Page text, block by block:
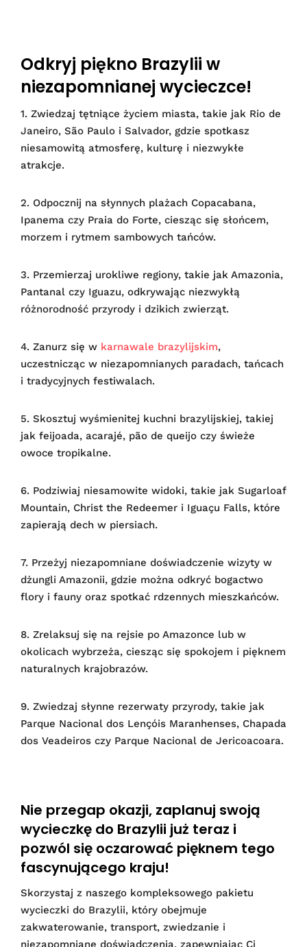
Odkryj piękno Brazylii w
niezapomnianej wycieczce!
1. Zwiedzaj tętniące życiem miasta, takie jak Rio de
Janeiro, São Paulo i Salvador, gdzie spotkasz
niesamowitą atmosferę, kulturę i niezwykłe
atrakcje.
2. Odpocznij na słynnych plażach Copacabana,
Ipanema czy Praia do Forte, ciesząc się słońcem,
morzem i rytmem sambowych tańców.
3. Przemierzaj urokliwe regiony, takie jak Amazonia,
Pantanal czy Iguazu, odkrywając niezwykłą
różnorodność przyrody i dzikich zwierząt.
4. Zanurz się w karnawale brazylijskim,
uczestnicząc w niezapomnianych paradach, tańcach
i tradycyjnych festiwalach.
5. Skosztuj wyśmienitej kuchni brazylijskiej, takiej
jak feijoada, acarajé, pão de queijo czy świeże
owoce tropikalne.
6. Podziwiaj niesamowite widoki, takie jak Sugarloaf
Mountain, Christ the Redeemer i Iguaçu Falls, które
zapierają dech w piersiach.
7. Przeżyj niezapomniane doświadczenie wizyty w
dżungli Amazonii, gdzie można odkryć bogactwo
flory i fauny oraz spotkać rdzennych mieszkańców.
8. Zrelaksuj się na rejsie po Amazonce lub w
okolicach wybrzeża, ciesząc się spokojem i pięknem
naturalnych krajobrazów.
9. Zwiedzaj słynne rezerwaty przyrody, takie jak
Parque Nacional dos Lençóis Maranhenses, Chapada
dos Veadeiros czy Parque Nacional de Jericoacoara.
Nie przegap okazji, zaplanuj swoją
wycieczkę do Brazylii już teraz i
pozwól się oczarować pięknem tego
fascynującego kraju!
Skorzystaj z naszego kompleksowego pakietu
wycieczki do Brazylii, który obejmuje
zakwaterowanie, transport, zwiedzanie i
niezapomniane doświadczenia, zapewniając Ci